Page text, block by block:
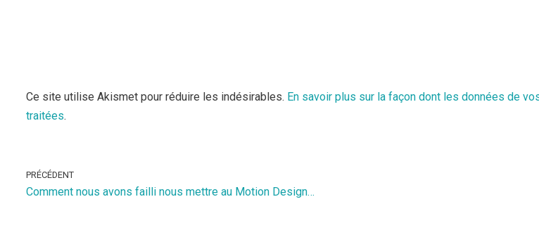
Ce site utilise Akismet pour réduire les indésirables. En savoir plus sur la façon dont les données de
traitées.
PRÉCÉDENT
Comment nous avons failli nous mettre au Motion Design…